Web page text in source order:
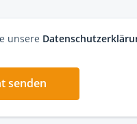
unsere
senden